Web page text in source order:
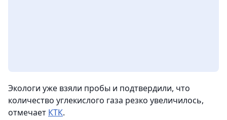
Экологи уже взяли пробы и подтвердили, что
количество углекислого газа резко увеличилось,
отмечает КТК.